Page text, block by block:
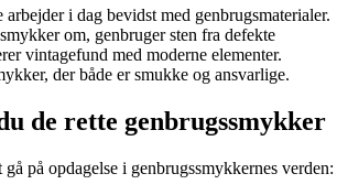
arbejder i dag bevidst med genbrugsmaterialer.
om, genbruger sten fra defekte
vintagefund med moderne elementer.
der både er smukke og ansvarlige.
de rette genbrugssmykker
på opdagelse i genbrugssmykkernes verden: